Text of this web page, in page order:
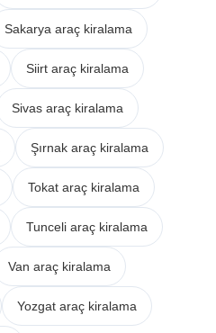
Sakarya araç kiralama
Siirt araç kiralama
Sivas araç kiralama
Şırnak araç kiralama
Tokat araç kiralama
Tunceli araç kiralama
Van araç kiralama
Yozgat araç kiralama